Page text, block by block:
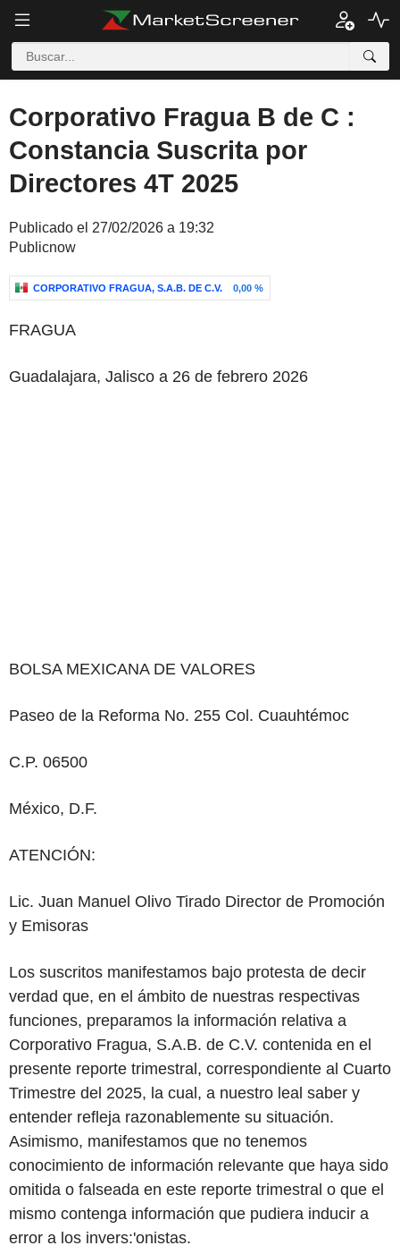
Corporativo Fragua B de C :
Constancia Suscrita por
Directores 4T 2025
Publicado el 27/02/2026 a 19:32
Publicnow
CORPORATIVO FRAGUA, S.A.B. DE C.V. 0,00 %
FRAGUA
Guadalajara, Jalisco a 26 de febrero 2026
BOLSA MEXICANA DE VALORES
Paseo de la Reforma No. 255 Col. Cuauhtémoc
C.P. 06500
México, D.F.
ATENCIÓN:
Lic. Juan Manuel Olivo Tirado Director de Promoción
y Emisoras
Los suscritos manifestamos bajo protesta de decir
verdad que, en el ámbito de nuestras respectivas
funciones, preparamos la información relativa a
Corporativo Fragua, S.A.B. de C.V. contenida en el
presente reporte trimestral, correspondiente al Cuarto
Trimestre del 2025, la cual, a nuestro leal saber y
entender refleja razonablemente su situación.
Asimismo, manifestamos que no tenemos
conocimiento de información relevante que haya sido
omitida o falseada en este reporte trimestral o que el
mismo contenga información que pudiera inducir a
error a los invers:'onistas.